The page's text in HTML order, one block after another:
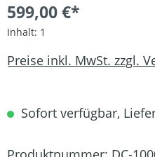
599,00 €*
Inhalt: 1
Preise inkl. MwSt. zzgl.
Sofort verfügbar,